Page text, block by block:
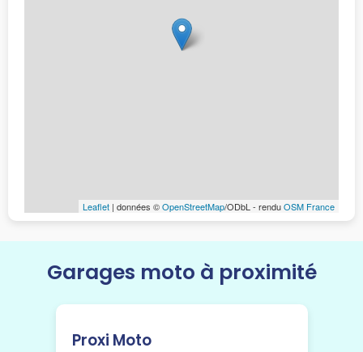
Leaflet | données ©OpenStreetMap/ODbL - renduOSM France
Garages moto à proximité
Proxi Moto